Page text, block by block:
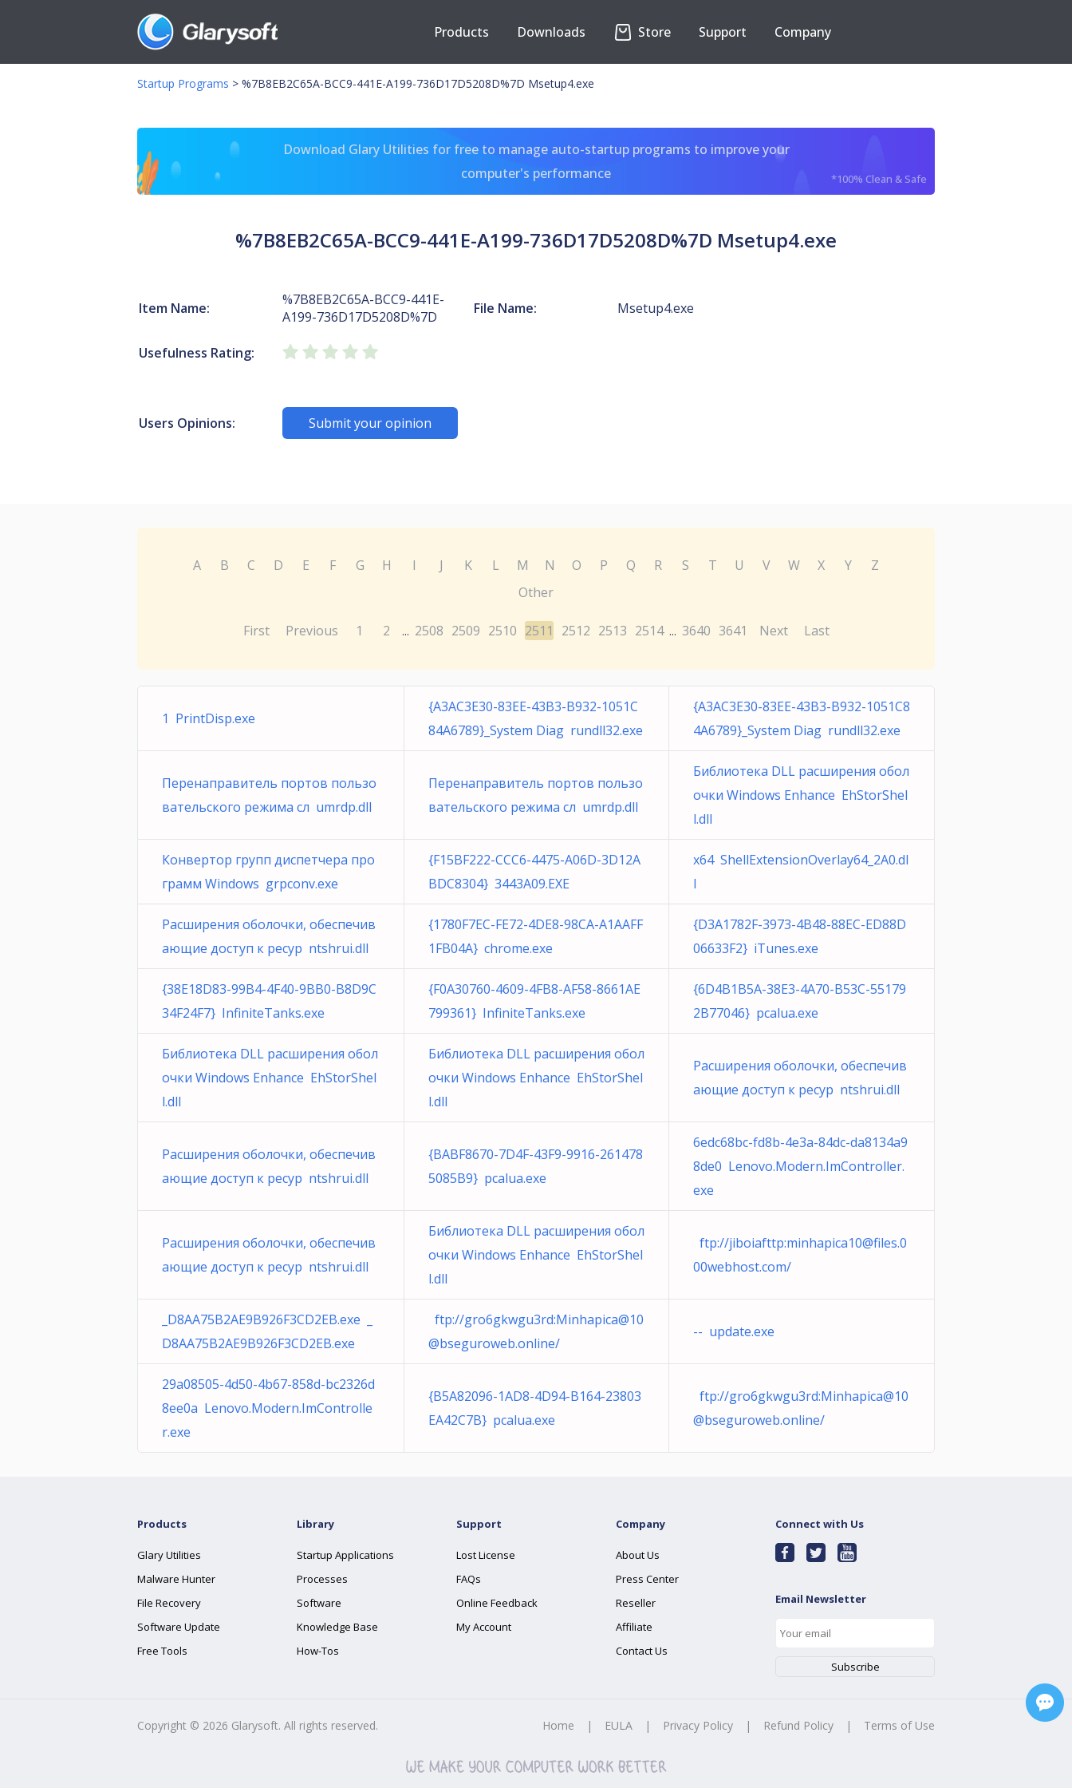
Products Downloads Store Support Company
Startup Programs > %7B8EB2C65A-BCC9-441E-A199-736D17D5208D%7D Msetup4.exe
Download Glary Utilities for free to manage auto-startup programs to improve your
computer's performance
*100% Clean & Safe
%7B8EB2C65A-BCC9-441E-A199-736D17D5208D%7D Msetup4.exe
Item Name:
%7B8EB2C65A-BCC9-441E-
A199-736D17D5208D%7D
File Name: Msetup4.exe
Usefulness Rating:
Users Opinions: Submit your opinion
A B C D E F G H I J K L M N O P Q R S T U V W X Y
Z
Other
First Previous 1 2 ... 2508 2509 2510 2511 2512 2513 2514 ... 3640 3641 Next Last
1 PrintDisp.exe
{A3AC3E30-83EE-43B3-B932-1051C
84A6789}_System Diag rundll32.exe
{A3AC3E30-83EE-43B3-B932-1051C8
4A6789}_System Diag rundll32.exe
Перенаправитель портов пользо
вательского режима сл umrdp.dll
Перенаправитель портов пользо
вательского режима сл umrdp.dll
Библиотека DLL расширения обол
очки Windows Enhance EhStorShel
l.dll
Конвертор групп диспетчера про
грамм Windows grpconv.exe
{F15BF222-CCC6-4475-A06D-3D12A
BDC8304} 3443A09.EXE
x64 ShellExtensionOverlay64_2A0.dl
l
Расширения оболочки, обеспечив
ающие доступ к ресур ntshrui.dll
{1780F7EC-FE72-4DE8-98CA-A1AAFF
1FB04A} chrome.exe
{D3A1782F-3973-4B48-88EC-ED88D
06633F2} iTunes.exe
{38E18D83-99B4-4F40-9BB0-B8D9C
34F24F7} InfiniteTanks.exe
{F0A30760-4609-4FB8-AF58-8661AE
799361} InfiniteTanks.exe
{6D4B1B5A-38E3-4A70-B53C-55179
2B77046} pcalua.exe
Библиотека DLL расширения обол
очки Windows Enhance EhStorShel
l.dll
Библиотека DLL расширения обол
очки Windows Enhance EhStorShel
l.dll
Расширения оболочки, обеспечив
ающие доступ к ресур ntshrui.dll
Расширения оболочки, обеспечив
ающие доступ к ресур ntshrui.dll
{BABF8670-7D4F-43F9-9916-261478
5085B9} pcalua.exe
6edc68bc-fd8b-4e3a-84dc-da8134a9
8de0 Lenovo.Modern.ImController.
exe
Расширения оболочки, обеспечив
ающие доступ к ресур ntshrui.dll
Библиотека DLL расширения обол
очки Windows Enhance EhStorShel
l.dll
ftp://jiboiafttp:minhapica10@files.0
00webhost.com/
_D8AA75B2AE9B926F3CD2EB.exe _
D8AA75B2AE9B926F3CD2EB.exe
ftp://gro6gkwgu3rd:Minhapica@10
@bseguroweb.online/
-- update.exe
29a08505-4d50-4b67-858d-bc2326d
8ee0a Lenovo.Modern.ImControlle
r.exe
{B5A82096-1AD8-4D94-B164-23803
EA42C7B} pcalua.exe
ftp://gro6gkwgu3rd:Minhapica@10
@bseguroweb.online/
Products
Glary Utilities
Malware Hunter
File Recovery
Software Update
Free Tools
Library
Startup Applications
Processes
Software
Knowledge Base
How-Tos
Support
Lost License
FAQs
Online Feedback
My Account
Company
About Us
Press Center
Reseller
Affiliate
Contact Us
Connect with Us
Email Newsletter
Copyright © 2026 Glarysoft. All rights reserved. Home | EULA | Privacy Policy | Refund Policy | Terms of Use